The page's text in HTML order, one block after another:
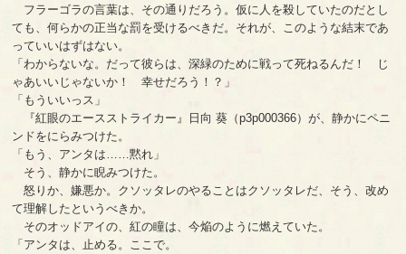
フラーゴラの言葉は、その通りだろう。仮に人を殺していたのだとし
ても、何らかの正当な罰を受けるべきだ。それが、このような結末であ
っていいはずはない。
「わからないな。だって彼らは、深緑のために戦って死ねるんだ！ じ
ゃあいいじゃないか！ 幸せだろう！？」
「もういいっス」
『紅眼のエースストライカー』日向 葵（p3p000366）が、静かにペニ
ンドをにらみつけた。
「もう、アンタは……黙れ」
そう、静かに睨みつけた。
怒りか、嫌悪か。クソッタレのやることはクソッタレだ、そう、改め
て理解したというべきか。
そのオッドアイの、紅の瞳は、今焔のように燃えていた。
「アンタは、止める。ここで。